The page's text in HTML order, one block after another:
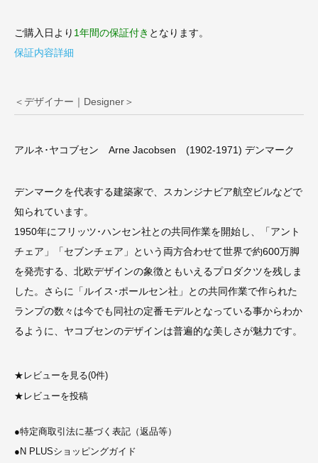
ご購入日より 1年間の保証付き となります。
保証内容詳細
＜デザイナー｜Designer＞
アルネ･ヤコブセン Arne Jacobsen (1902-1971) デンマーク
デンマークを代表する建築家で、スカンジナビア航空ビルなどで
知られています。
1950年にフリッツ･ハンセン社との共同作業を開始し、「アント
チェア」「セブンチェア」という両方合わせて世界で約600万脚
を発売する、北欧デザインの象徴ともいえるプロダクツを残しま
した。さらに「ルイス･ポールセン社」との共同作業で作られた
ランプの数々は今でも同社の定番モデルとなっている事からわか
るように、ヤコブセンのデザインは普遍的な美しさが魅力です。
★ レビューを見る(0件)
★ レビューを投稿
●特定商取引法に基づく表記（返品等）
● N PLUSショッピングガイド